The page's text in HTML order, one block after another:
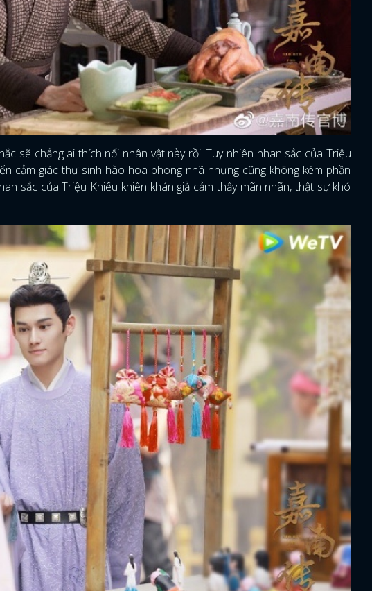
sẽ chẳng ai thích nổi nhân vật này rồi. Tuy nhiên nhan sắc của Triệu
cảm giác thư sinh hào hoa phong nhã nhưng cũng không kém phần
sắc của Triệu Khiếu khiến khán giả cảm thấy mãn nhãn, thật sự khó